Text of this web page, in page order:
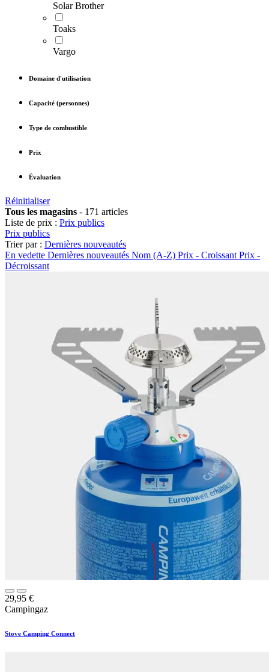
Solar Brother
Toaks
Vargo
Domaine d'utilisation
Capacité (personnes)
Type de combustible
Prix
Évaluation
Réinitialiser
Tous les magasins - 171 articles
Liste de prix : Prix publics
Prix publics
Trier par : Dernières nouveautés
En vedette Dernières nouveautés Nom (A-Z) Prix - Croissant Prix -
Décroissant
29,95 €
Campingaz
Stove Camping Connect